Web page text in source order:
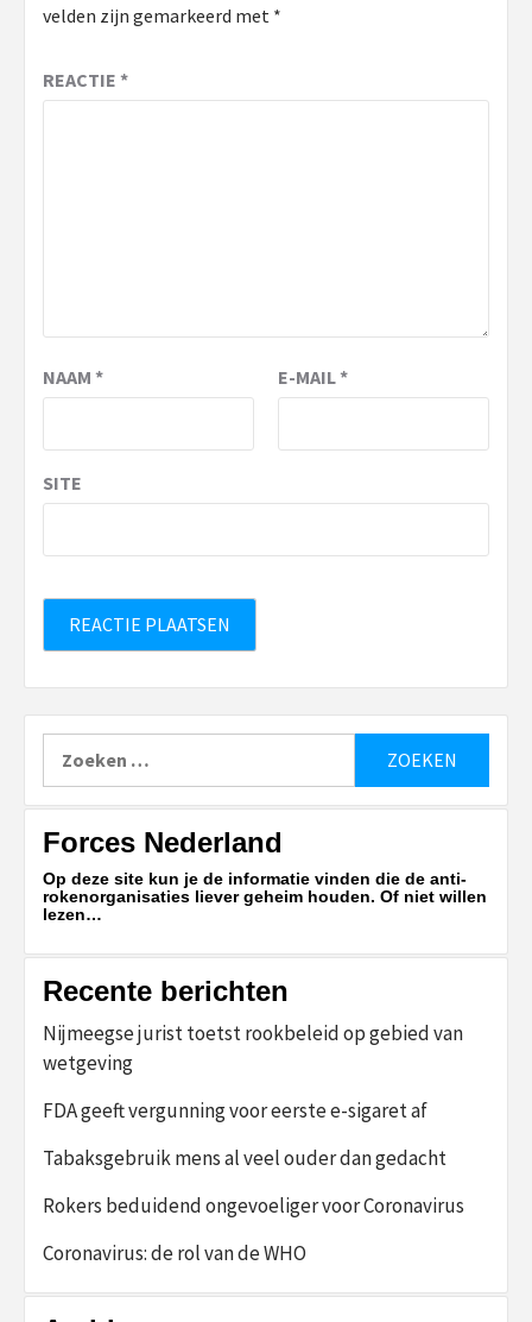
velden zijn gemarkeerd met *
REACTIE *
NAAM * E-MAIL*
SITE
naar:
Forces Nederland
Op deze site kun je de informatie vinden die de anti-
rokenorganisaties liever geheim houden. Of niet willen
lezen…
Recente berichten
Nijmeegse jurist toetst rookbeleid op gebied van
wetgeving
FDA geeft vergunning voor eerste e-sigaret af
Tabaksgebruik mens al veel ouder dan gedacht
Rokers beduidend ongevoeliger voor Coronavirus
Coronavirus: de rol van de WHO